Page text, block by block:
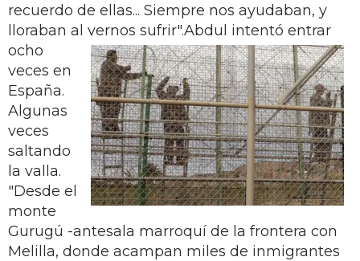
recuerdo de ellas... Siempre nos ayudaban, y
llo­raban al vernos sufrir".Abdul intentó entrar
ocho
veces en
España.
Algunas
veces
saltan­do
la valla.
"Desde el
monte
Gurugú -antesala marroquí de la frontera con
Melilla, donde acampan miles de in­migrantes